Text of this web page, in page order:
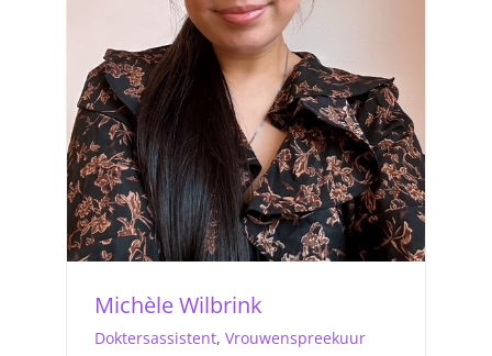
Michèle Wilbrink
Doktersassistent, Vrouwenspreekuur